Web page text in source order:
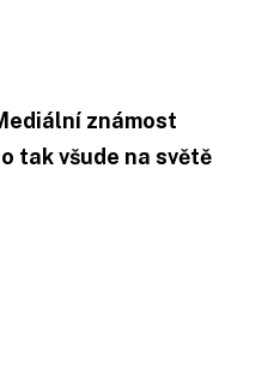
známost
tak všude na světě